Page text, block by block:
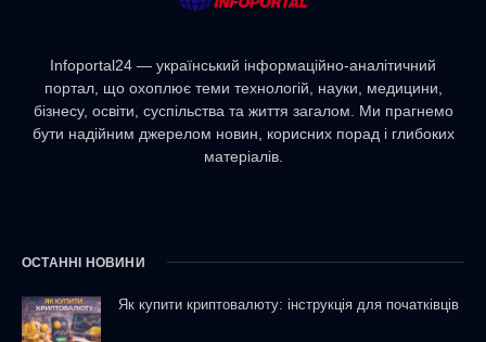
Infoportal24 — український інформаційно-аналітичний
портал, що охоплює теми технологій, науки, медицини,
бізнесу, освіти, суспільства та життя загалом. Ми прагнемо
бути надійним джерелом новин, корисних порад і глибоких
матеріалів.
ОСТАННІ НОВИНИ
Як купити криптовалюту: інструкція для початківців